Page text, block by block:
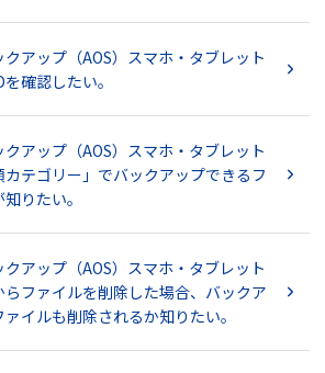
クアップ（AOS）スマホ・タブレット
確認したい。
クアップ（AOS）スマホ・タブレット
テゴリー」でバックアップできるフ
りたい。
クアップ（AOS）スマホ・タブレット
ファイルを削除した場合、バックア
イルも削除されるか知りたい。